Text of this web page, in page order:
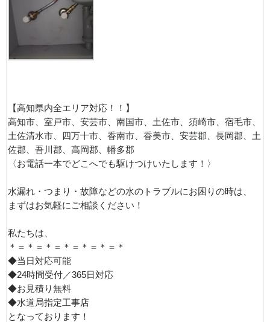
【高知県内全エリア対応！！】
高知市、室戸市、安芸市、南国市、土佐市、須崎市、宿毛市、
土佐清水市、四万十市、香南市、香美市、安芸郡、長岡郡、土
佐郡、吾川郡、高岡郡、幡多郡
〈お電話一本でどこへでも駆けつけいたします！〉
水漏れ・つまり・故障などの水のトラブルにお困りの時は、
まずはお気軽にご相談ください！
私たちは、
＊＝＊＝＊＝＊＝＊＝＊＝＊
◆当日対応可能
◆24時間受付／365日対応
◆お見積り無料
◆水道局指定工事店
となっております！